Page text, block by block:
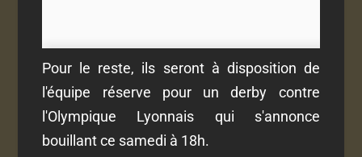
Pour le reste, ils seront à disposition de
l'équipe réserve pour un derby contre
l'Olympique Lyonnais qui s'annonce
bouillant ce samedi à 18h.